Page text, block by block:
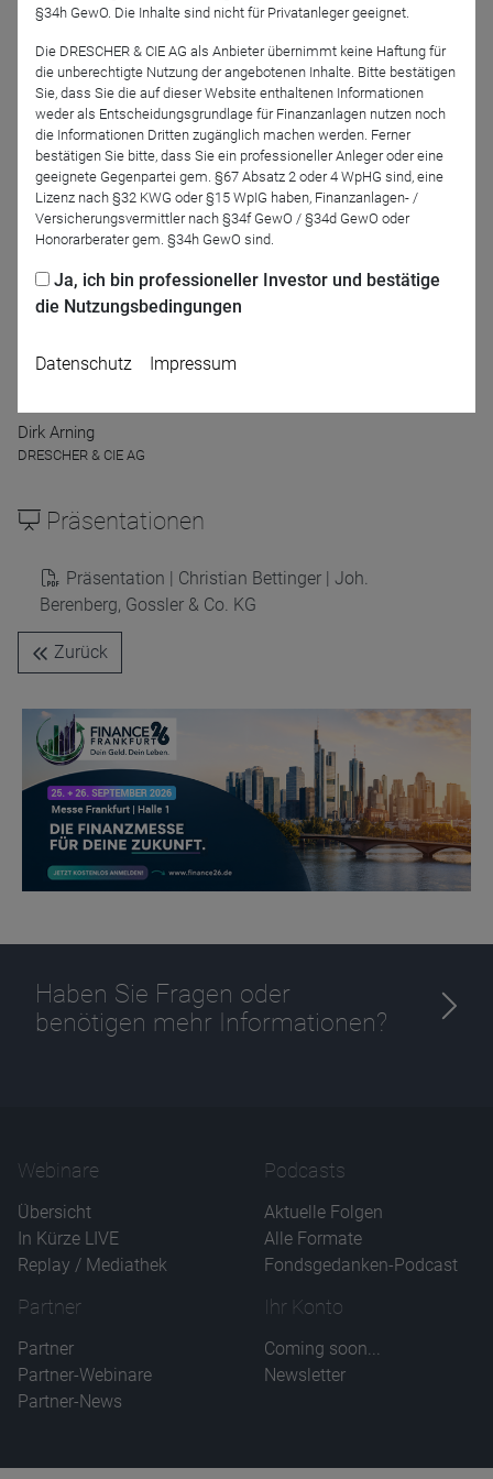
Christian Bettinger
Moderation
Dirk Arning
DRESCHER & CIE AG
Präsentationen
Präsentation | Christian Bettinger | Joh.
Berenberg, Gossler & Co. KG
Zurück
Haben Sie Fragen oder
benötigen mehr Informationen?
Webinare
Übersicht
In Kürze LIVE
Replay / Mediathek
Podcasts
Aktuelle Folgen
Alle Formate
Fondsgedanken-Podcast
Partner
Partner
Partner-Webinare
Partner-News
Ihr Konto
Coming soon...
Newsletter
§34h GewO. Die Inhalte sind nicht für Privatanleger geeignet.
Die DRESCHER & CIE AG als Anbieter übernimmt keine Haftung für
die unberechtigte Nutzung der angebotenen Inhalte. Bitte bestätigen
Sie, dass Sie die auf dieser Website enthaltenen Informationen
weder als Entscheidungsgrundlage für Finanzanlagen nutzen noch
die Informationen Dritten zugänglich machen werden. Ferner
bestätigen Sie bitte, dass Sie ein professioneller Anleger oder eine
geeignete Gegenpartei gem. §67 Absatz 2 oder 4 WpHG sind, eine
Lizenz nach §32 KWG oder §15 WpIG haben, Finanzanlagen- /
Versicherungsvermittler nach §34f GewO / §34d GewO oder
Honorarberater gem. §34h GewO sind.
Ja, ich bin professioneller Investor und bestätige
die Nutzungsbedingungen
Datenschutz Impressum
Name
CPref
Anbieter
Zweck
Ablauf
1 Jahr